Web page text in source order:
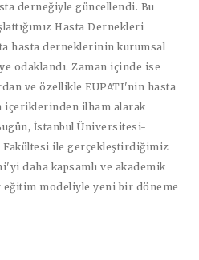
derneğiyle güncellendi. Bu
Hasta Dernekleri
hasta derneklerinin kurumsal
odaklandı. Zaman içinde ise
ve özellikle EUPATI'nin hasta
içeriklerinden ilham alarak
İstanbul Üniversitesi-
Fakültesi ile gerçekleştirdiğimiz
daha kapsamlı ve akademik
modeliyle yeni bir döneme